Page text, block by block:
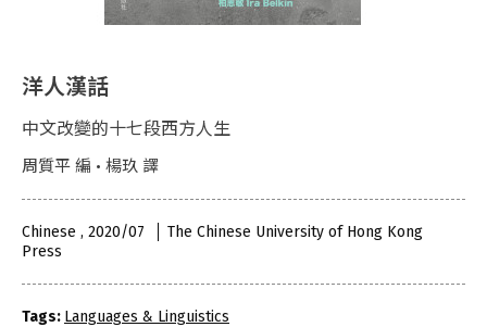
洋人漢話
中文改變的十七段西方人生
周質平 編 • 楊玖 譯
Chinese , 2020/07
The Chinese University of Hong Kong
Press
Tags: Languages & Linguistics